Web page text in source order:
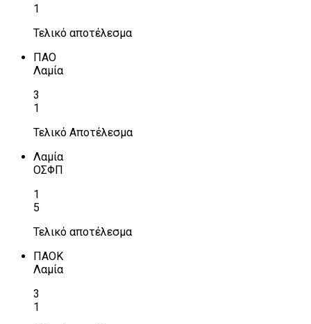
1
Τελικό αποτέλεσμα
ΠΑΟ
Λαμία
3
1
Τελικό Αποτέλεσμα
Λαμία
ΟΣΦΠ
1
5
Τελικό αποτέλεσμα
ΠΑΟΚ
Λαμία
3
1